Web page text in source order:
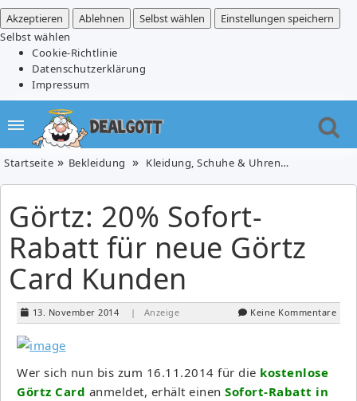
Akzeptieren
Ablehnen Selbst wählen
Einstellungen speichern
Selbst wählen
Cookie-Richtlinie
Datenschutzerklärung
Impressum
Startseite Bekleidung Kleidung, Schuhe & Uhren
Görtz: 20% Sofort-
Rabatt für neue Görtz
Card Kunden
13. November 2014 | Anzeige Keine Kommentare
Wer sich nun bis zum 16.11.2014 für die kostenlose
Görtz Card anmeldet, erhält einen Sofort-Rabatt in